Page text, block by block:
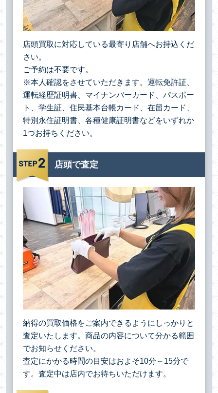
店頭買取に対応している最寄り店舗へお持込くだ
さい。
ご予約は不要です。
※本人確認をさせていただきます。運転免許証、
運転経歴証明書、マイナンバーカード、パスポー
ト、学生証、住民基本台帳カード、在留カード、
特別永住証明書、各種健康証明書などをいずれか
1つお持ちください。
店頭で査定
納得の買取価格をご案内できるようにしっかりと
査定いたします。商品の内容について分かる範囲
でお知らせください。
査定にかかる時間の目安はおよそ10分～15分で
す。査定中は店内でお待ちいただけます。